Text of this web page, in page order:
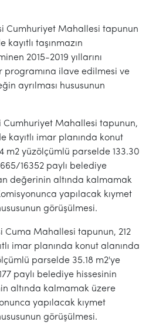
Cumhuriyet Mahallesi tapunun
taşınmazın
2015-2019 yıllarını
programına ilave edilmesi ve
ayrılması hususunun
Cumhuriyet Mahallesi tapunun,
kayıtlı imar planında konut
m2 yüzölçümlü parselde 133.30
16352 paylı belediye
değerinin altında kalmamak
yapılacak kıymet
görüşülmesi.
Cuma Mahallesi tapunun, 212
imar planında konut alanında
parselde 35.18 m2'ye
paylı belediye hissesinin
altında kalmamak üzere
yapılacak kıymet
görüşülmesi.